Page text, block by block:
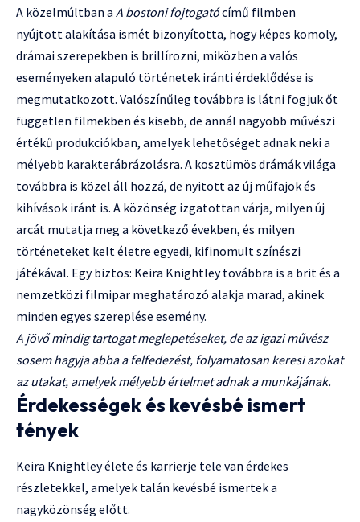
A közelmúltban a A bostoni fojtogatócímű filmben
nyújtott alakítása ismét bizonyította, hogy képes komoly,
drámai szerepekben is brillírozni, miközben a valós
eseményeken alapuló történetek iránti érdeklődése is
megmutatkozott. Valószínűleg továbbra is látni fogjuk őt
független filmekben és kisebb, de annál nagyobb művészi
értékű produkciókban, amelyek lehetőséget adnak neki a
mélyebb karakterábrázolásra. A kosztümös drámák világa
továbbra is közel áll hozzá, de nyitott az új műfajok és
kihívások iránt is. A közönség izgatottan várja, milyen új
arcát mutatja meg a következő években, és milyen
történeteket kelt életre egyedi, kifinomult színészi
játékával. Egy biztos: Keira Knightley továbbra is a brit és a
nemzetközi filmipar meghatározó alakja marad, akinek
minden egyes szereplése esemény.
A jövő mindig tartogat meglepetéseket, de az igazi művész
sosem hagyja abba a felfedezést, folyamatosan keresi azokat
az utakat, amelyek mélyebb értelmet adnak a munkájának.
Érdekességek és kevésbé ismert
tények
Keira Knightley élete és karrierje tele van érdekes
részletekkel, amelyek talán kevésbé ismertek a
nagyközönség előtt.